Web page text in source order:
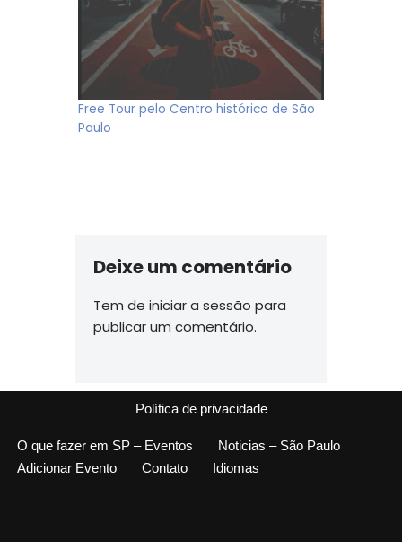
Free Tour pelo Centro histórico de São
Paulo
Deixe um comentário
Tem de iniciar a sessão para
publicar um comentário.
Política de privacidade
O que fazer em SP – Eventos
Noticias – São Paulo
Adicionar Evento
Contato Idiomas